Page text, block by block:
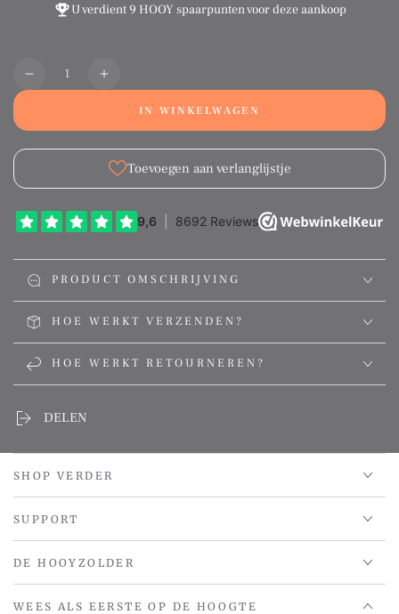
U verdient 9 HOOY spaarpuntenvoor deze aankoop
Aantal
Translation
nl.products.product.quantity.decrease
Translation
nl.products.product.quantity.increase
IN WINKELWAGEN
Toevoegen aan verlanglijstje
PRODUCT OMSCHRIJVING
HOE WERKT VERZENDEN?
HOE WERKT RETOURNEREN?
DELEN
SHOP VERDER
SUPPORT
DE HOOYZOLDER
WEES ALS EERSTE OP DE HOOGTE